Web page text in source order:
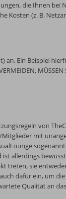
die Ihnen bei
Kosten (z. B.
Ein Beispiel
MÜSSEN
von
mit
allerdings
treten, sie
dafür ein, um
Qualität an